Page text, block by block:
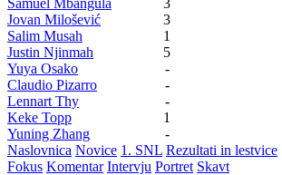
Jovan Milošević
3
Salim Musah
1
Justin Njinmah
5
Yuya Osako
-
Claudio Pizarro
-
Lennart Thy
-
Keke Topp
1
Yuning Zhang
-
Naslovnica Novice 1. SNL Rezultati in lestvice
Fokus Komentar Intervju Portret Skavt